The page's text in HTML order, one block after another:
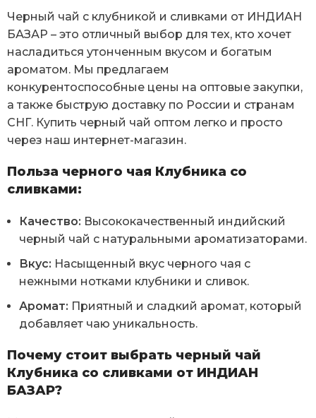
Черный чай с клубникой и сливками от ИНДИАН
БАЗАР – это отличный выбор для тех, кто хочет
насладиться утонченным вкусом и богатым
ароматом. Мы предлагаем
конкурентоспособные цены на оптовые закупки,
а также быструю доставку по России и странам
СНГ. Купить черный чай оптом легко и просто
через наш интернет-магазин.
Польза черного чая Клубника со
сливками:
Качество: Высококачественный индийский
черный чай с натуральными ароматизаторами.
Вкус: Насыщенный вкус черного чая с
нежными нотками клубники и сливок.
Аромат: Приятный и сладкий аромат, который
добавляет чаю уникальность.
Почему стоит выбрать черный чай
Клубника со сливками от ИНДИАН
БАЗАР?